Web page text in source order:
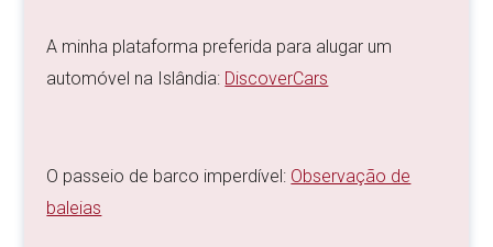
A minha plataforma preferida para alugar um
automóvel na Islândia: DiscoverCars
O passeio de barco imperdível: Observação de
baleias